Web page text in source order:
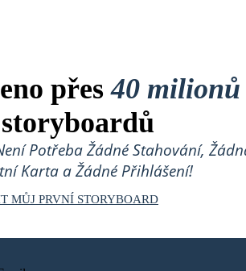
přes40 milionů
storyboardů
Potřeba Žádné Stahování,
Karta a Žádné Přihlášení!
MŮJ PRVNÍ STORYBOARD